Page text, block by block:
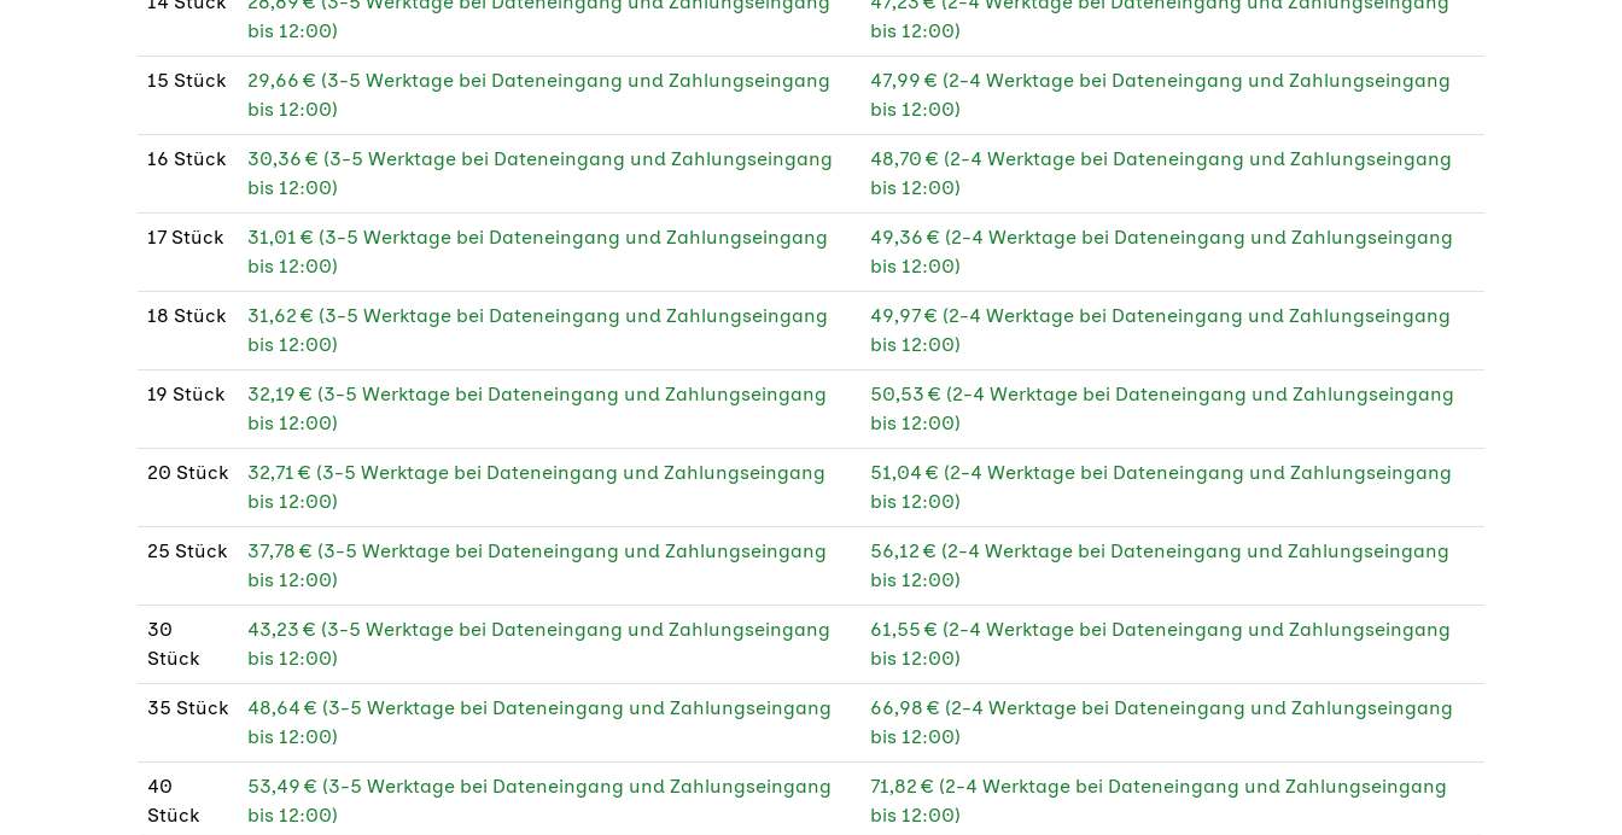
170 g Recyclingpapier ★
170 g Recyclingpapier
FSC®
★
190 g Fotopapier glänzend ★
250 g Bilderdruck glänzend ★
250 g Bilderdruck glänzend
PEFC
★
250 g Bilderdruck matt ★
PEFC
300 g Naturpapier creme
★
300 g Recyclingpapier ★
FSC®
190 g Offset weiß
bis 12:00)
bis 12:00)
15 Stück
29,66 € (3-5 Werktage bei Dateneingang und Zahlungseingang
bis 12:00)
47,99 € (2-4 Werktage bei Dateneingang und Zahlungseingang
bis 12:00)
16 Stück
30,36 € (3-5 Werktage bei Dateneingang und Zahlungseingang
bis 12:00)
48,70 € (2-4 Werktage bei Dateneingang und Zahlungseingang
bis 12:00)
17 Stück
31,01 € (3-5 Werktage bei Dateneingang und Zahlungseingang
bis 12:00)
49,36 € (2-4 Werktage bei Dateneingang und Zahlungseingang
bis 12:00)
18 Stück
31,62 € (3-5 Werktage bei Dateneingang und Zahlungseingang
bis 12:00)
49,97 € (2-4 Werktage bei Dateneingang und Zahlungseingang
bis 12:00)
19 Stück
32,19 € (3-5 Werktage bei Dateneingang und Zahlungseingang
bis 12:00)
50,53 € (2-4 Werktage bei Dateneingang und Zahlungseingang
bis 12:00)
20 Stück
32,71 € (3-5 Werktage bei Dateneingang und Zahlungseingang
bis 12:00)
51,04 € (2-4 Werktage bei Dateneingang und Zahlungseingang
bis 12:00)
25 Stück
37,78 € (3-5 Werktage bei Dateneingang und Zahlungseingang
bis 12:00)
56,12 € (2-4 Werktage bei Dateneingang und Zahlungseingang
bis 12:00)
30
Stück
43,23 € (3-5 Werktage bei Dateneingang und Zahlungseingang
bis 12:00)
61,55 € (2-4 Werktage bei Dateneingang und Zahlungseingang
bis 12:00)
35 Stück
48,64 € (3-5 Werktage bei Dateneingang und Zahlungseingang
bis 12:00)
66,98 € (2-4 Werktage bei Dateneingang und Zahlungseingang
bis 12:00)
40
Stück
53,49 € (3-5 Werktage bei Dateneingang und Zahlungseingang
bis 12:00)
71,82 € (2-4 Werktage bei Dateneingang und Zahlungseingang
bis 12:00)